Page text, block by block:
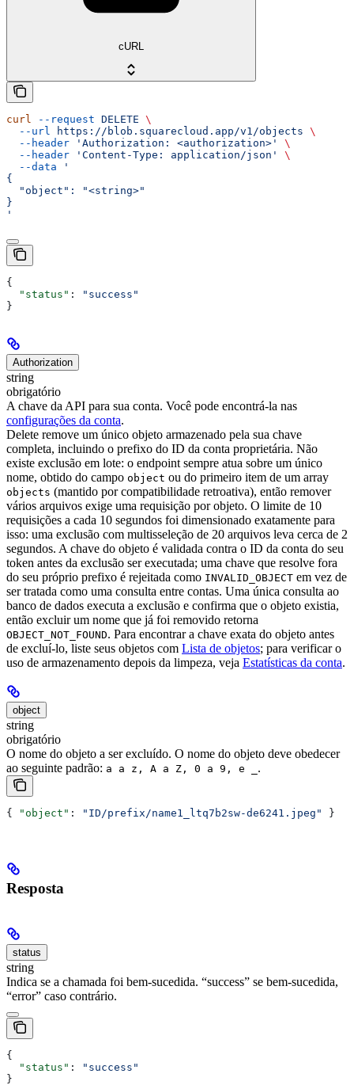
cURL
curl --request DELETE \
  --url
https://blob.squarecloud.app/v1/objects \
  --header
'Authorization: <authorization>'
\
  --header
'Content-Type: application/json'
\
  --data
'
{
  "object": "<string>"
}
'
{
  "status"
:
"success"
}
Authorization
string
obrigatório
A chave da API para sua conta. Você pode encontrá-la nas
configurações da conta.
Delete remove um único objeto armazenado pela sua chave
completa, incluindo o prefixo do ID da conta proprietária. Não
existe exclusão em lote: o endpoint sempre atua sobre um único
nome, obtido do campo object ou do primeiro item de um array
objects (mantido por compatibilidade retroativa), então remover
vários arquivos exige uma requisição por objeto. O limite de 10
requisições a cada 10 segundos foi dimensionado exatamente para
isso: uma exclusão com multisseleção de 20 arquivos leva cerca de 2
segundos. A chave do objeto é validada contra o ID da conta do seu
token antes da exclusão ser executada; uma chave que resolve fora
do seu próprio prefixo é rejeitada como INVALID_OBJECT em vez de
ser tratada como uma consulta entre contas. Uma única consulta ao
banco de dados executa a exclusão e confirma que o objeto existia,
então excluir um nome que já foi removido retorna
OBJECT_NOT_FOUND. Para encontrar a chave exata do objeto antes
de excluí-lo, liste seus objetos com Lista de objetos; para verificar o
uso de armazenamento depois da limpeza, veja Estatísticas da conta.
object
string
obrigatório
O nome do objeto a ser excluído. O nome do objeto deve obedecer
ao seguinte padrão: a a z, A a Z, 0 a 9, e _ .
{ "object" : "ID/prefix/name1_ltq7b2sw-de6241.jpeg" }
Resposta
status
string
Indica se a chamada foi bem-sucedida. “success” se bem-sucedida,
“error” caso contrário.
{
  "status"
:
"success"
}